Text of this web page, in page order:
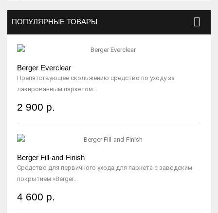
ПОПУЛЯРНЫЕ ТОВАРЫ
Berger Everclear
Препятствующее скольжению средство по уходу за
лакированным паркетом...
2 900 р.
Berger Fill-and-Finish
Средство для первичного ухода для паркета с заводским
покрытием «Berger...
4 600 р.